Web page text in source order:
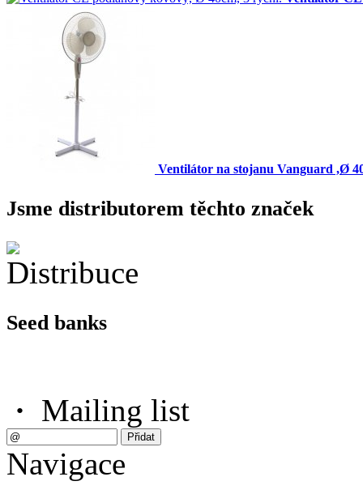
Ventilátor na stojanu Vanguard ,Ø
Jsme distributorem těchto značek
Seed banks
· Mailing list
Navigace